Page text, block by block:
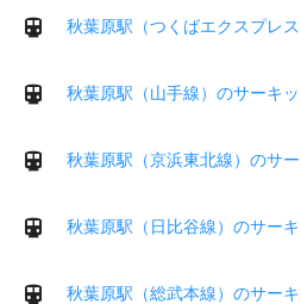
秋葉原駅（つくばエクスプレ
秋葉原駅（山手線）のサーキ
秋葉原駅（京浜東北線）のサ
秋葉原駅（日比谷線）のサー
秋葉原駅（総武本線）のサー